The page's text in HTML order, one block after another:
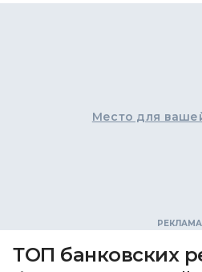
Место для
ТОП банковских